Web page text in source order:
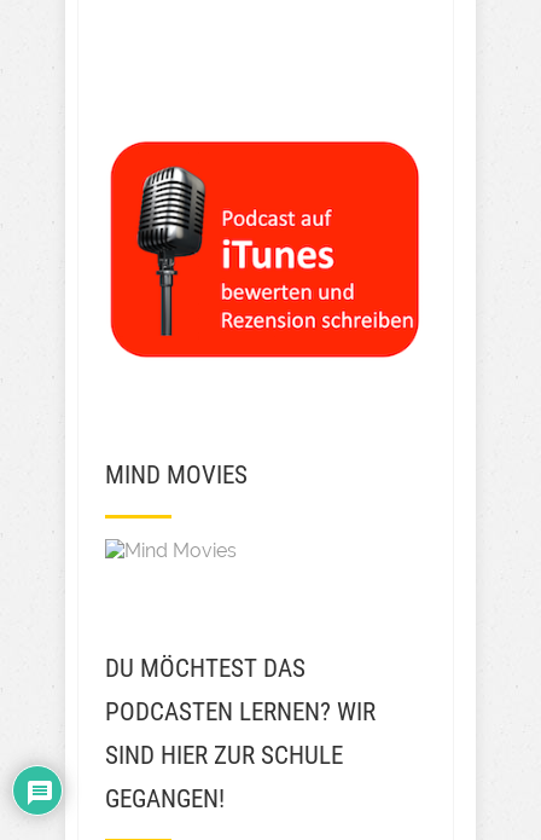
MIND MOVIES
DU MÖCHTEST DAS
PODCASTEN LERNEN? WIR
SIND HIER ZUR SCHULE
GEGANGEN!